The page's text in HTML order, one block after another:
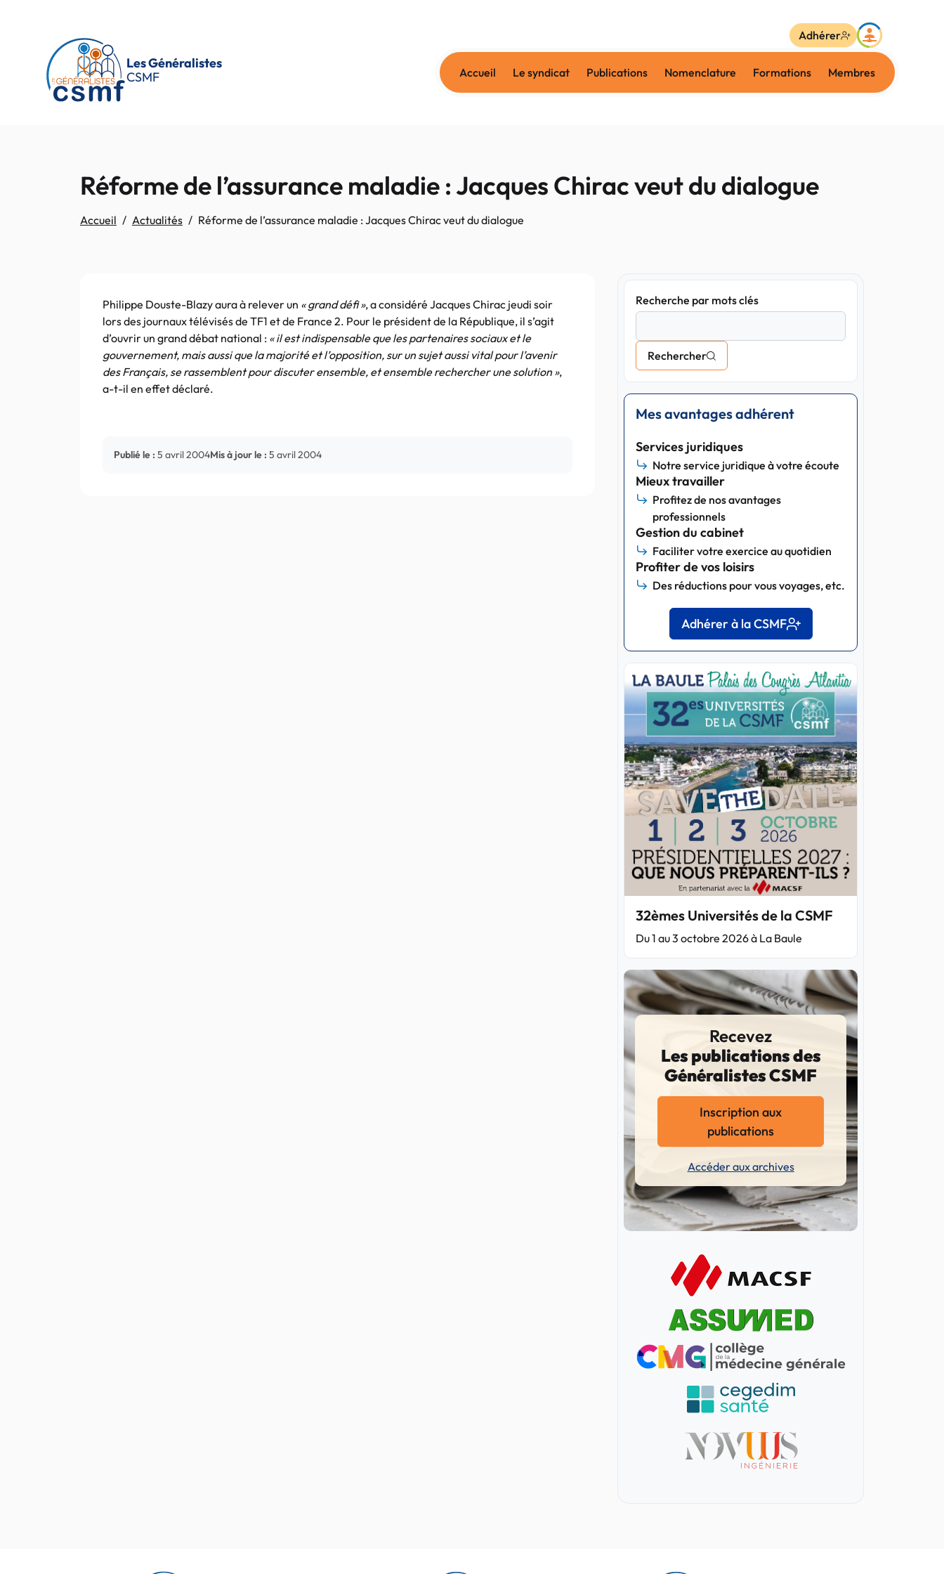
Les Généralistes
CSMF
Accueil Le syndicat Publications Nomenclature Formations Membres
Adhérer
Réforme de l’assurance maladie : Jacques Chirac veut du dialogue
Accueil Actualités Réforme de l’assurance maladie : Jacques Chirac veut du dialogue
Philippe Douste-Blazy aura à relever un « grand défi », a considéré Jacques Chirac jeudi soir
lors des journaux télévisés de TF1 et de France 2. Pour le président de la République, il s’agit
d’ouvrir un grand débat national : « il est indispensable que les partenaires sociaux et le
gouvernement, mais aussi que la majorité et l’opposition, sur un sujet aussi vital pour l’avenir
des Français, se rassemblent pour discuter ensemble, et ensemble rechercher une solution »,
a-t-il en effet déclaré.
Publié le : 5 avril 2004Mis à jour le : 5 avril 2004
Recherche par mots clés
Rechercher
Mes avantages adhérent
Services juridiques
Notre service juridique à votre écoute
Mieux travailler
Profitez de nos avantages
professionnels
Gestion du cabinet
Faciliter votre exercice au quotidien
Profiter de vos loisirs
Des réductions pour vous voyages, etc.
Adhérer à la CSMF
32èmes Universités de la CSMF
Du 1 au 3 octobre 2026 à La Baule
Recevez
Les publications des
Généralistes CSMF
Inscription aux
publications
Accéder aux archives